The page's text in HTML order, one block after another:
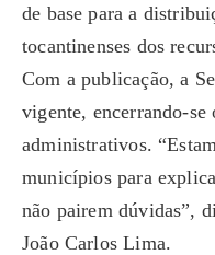
de base para a
tocantinenses dos
Com a publicação, a
vigente, encerrando-se
administrativos.
municípios para
não pairem dúvidas”,
João Carlos Lima.